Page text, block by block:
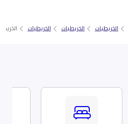
الخريطيات الخريطيات الخريطيات